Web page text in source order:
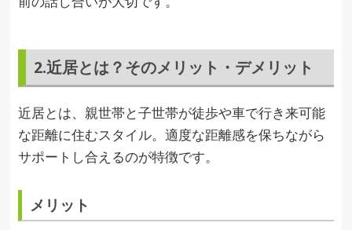
2.近居とは？そのメリット・デメリット
近居とは、親世帯と子世帯が徒歩や車で行き来可能
な距離に住むスタイル。適度な距離感を保ちながら
サポートし合えるのが特徴です。
メリット